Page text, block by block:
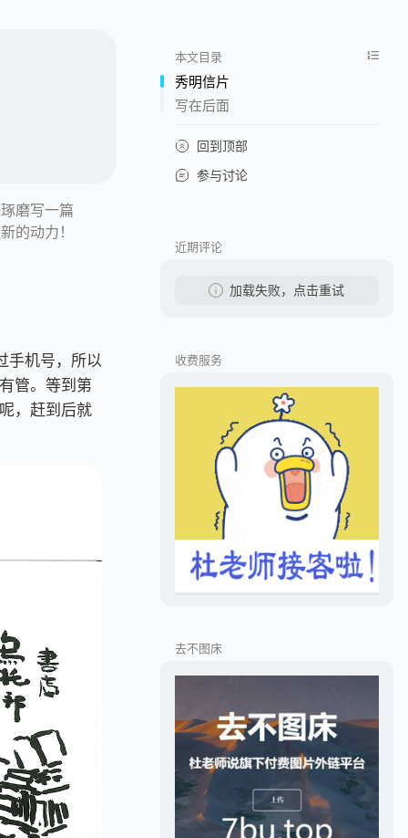
磨写一篇
的动力！
手机号，所以
管。等到第
，赶到后就
本文目录
秀明信片
写在后面
回到顶部
参与讨论
近期评论
加载失败，点击重试
收费服务
去不图床